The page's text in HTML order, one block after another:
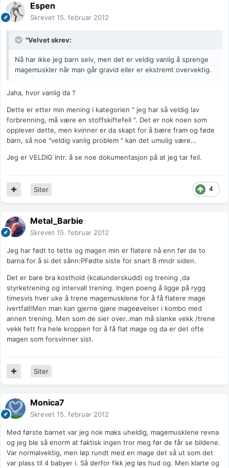
Espen
Skrevet 15. februar 2012
"Velvet skrev:
Nå har ikke jeg barn selv, men det er veldig vanlig å sprenge
magemuskler når man går gravid eller er ekstremt overvektig.
Jaha, hvor vanlig da ?
Dette er etter min mening i kategorien " jeg har så veldig lav
forbrenning, må være en stoffskiftefeil ". Det er nok noen som
opplever dette, men kvinner er da skapt for å bære fram og føde
barn, så noe "veldig vanlig problem " kan det umulig være...
Jeg er VELDIG intr. å se noe dokumentasjon på at jeg tar feil.
4
Siter
Metal_Barbie
Skrevet 15. februar 2012
Jeg har født to tette og magen min er flatere nå enn før de to
barna for å si det sånn:PFødte siste for snart 8 mndr siden.
Det er bare bra kosthold (kcalunderskudd) og trening ,da
styrketrening og intervall trening. Ingen poeng å ligge på rygg
timesvis hver uke å trene magemusklene for å få flatere mage
ivertfall!Men man kan gjerne gjøre mageøvelser i kombo med
annen trening. Men som de sier over..man må slanke vekk /trene
vekk fett fra hele kroppen for å få flat mage og da er det ofte
magen som forsvinner sist.
Siter
Monica7
Skrevet 15. februar 2012
Med første barnet var jeg nok maks uheldig, magemusklene revna
og jeg ble så enorm at faktisk ingen tror meg før de får se bildene.
Var normalvektig, men løp rundt med en mage det så ut som det
var plass til 4 babyer i. Så derfor fikk jeg løs hud og. Men klarte og